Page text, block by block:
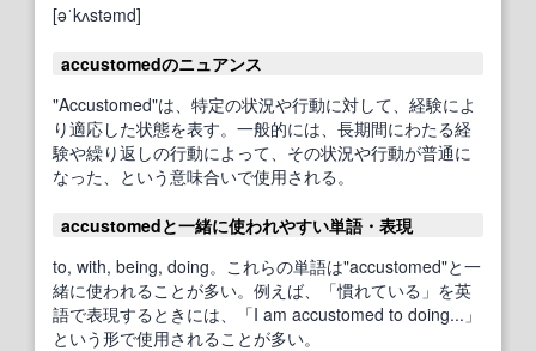
[əˈkʌstəmd]
accustomedのニュアンス
"Accustomed"は、特定の状況や行動に対して、経験によ
り適応した状態を表す。一般的には、長期間にわたる経
験や繰り返しの行動によって、その状況や行動が普通に
なった、という意味合いで使用される。
accustomedと一緒に使われやすい単語・表現
to, with, being, doing。これらの単語は"accustomed"と一
緒に使われることが多い。例えば、「慣れている」を英
語で表現するときには、「I am accustomed to doing...」
という形で使用されることが多い。